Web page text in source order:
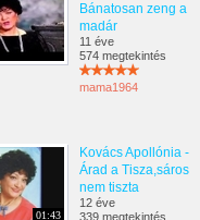
Bánatosan zeng a
madár
11 éve
574 megtekintés
mama1964
01:43
Kovács Apollónia -
Árad a Tisza,sáros
nem tiszta
12 éve
339 megtekintés